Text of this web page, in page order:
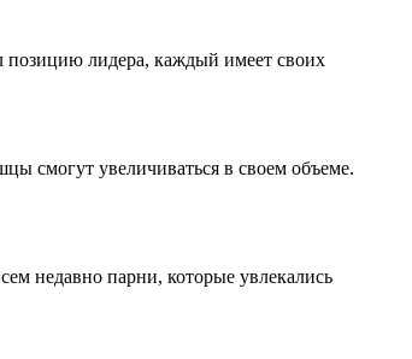
позицию лидера, каждый имеет своих
смогут увеличиваться в своем объеме.
недавно парни, которые увлекались